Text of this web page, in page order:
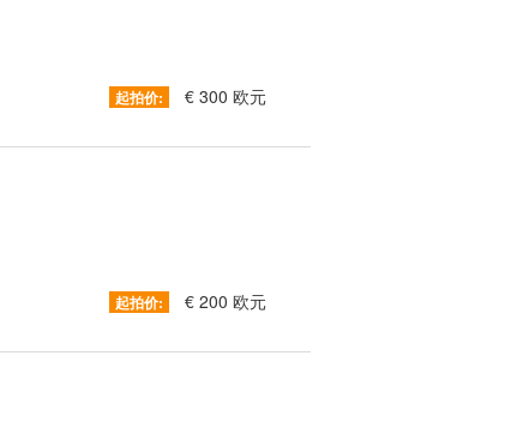
起拍价: € 300 欧元
起拍价: € 200 欧元